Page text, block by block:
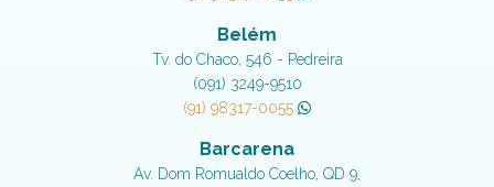
Belém
Tv. do Chaco, 546 - Pedreira
(091) 3249-9510
(91) 98317-0055
Barcarena
Av. Dom Romualdo Coelho, QD 9,